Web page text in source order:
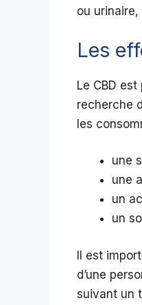
ou
Les
Le CBD
recherche
les
une
une
un
un
Il est
d’une
suivant un